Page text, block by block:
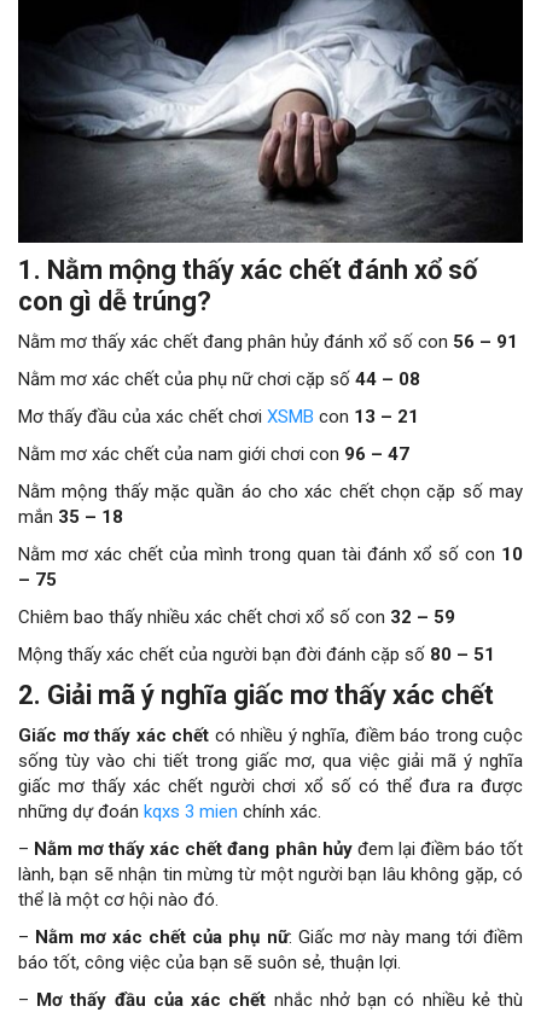
1. Nằm mộng thấy xác chết đánh xổ số
con gì dễ trúng?
Nằm mơ thấy xác chết đang phân hủy đánh xổ số con 56 – 91
Nằm mơ xác chết của phụ nữ chơi cặp số 44 – 08
Mơ thấy đầu của xác chết chơi XSMB con 13 – 21
Nằm mơ xác chết của nam giới chơi con 96 – 47
Nằm mộng thấy mặc quần áo cho xác chết chọn cặp số may
mắn 35 – 18
Nằm mơ xác chết của mình trong quan tài đánh xổ số con 10
– 75
Chiêm bao thấy nhiều xác chết chơi xổ số con 32 – 59
Mộng thấy xác chết của người bạn đời đánh cặp số 80 – 51
2. Giải mã ý nghĩa giấc mơ thấy xác chết
Giấc mơ thấy xác chết có nhiều ý nghĩa, điềm báo trong cuộc
sống tùy vào chi tiết trong giấc mơ, qua việc giải mã ý nghĩa
giấc mơ thấy xác chết người chơi xổ số có thể đưa ra được
những dự đoán kqxs 3 mien chính xác.
– Nằm mơ thấy xác chết đang phân hủyđem lại điềm báo tốt
lành, bạn sẽ nhận tin mừng từ một người bạn lâu không gặp, có
thể là một cơ hội nào đó.
– Nằm mơ xác chết của phụ nữ: Giấc mơ này mang tới điềm
báo tốt, công việc của bạn sẽ suôn sẻ, thuận lợi.
– Mơ thấy đầu của xác chết nhắc nhở bạn có nhiều kẻ thù